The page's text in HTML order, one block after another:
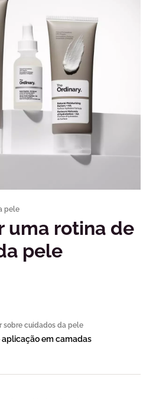
pele
uma rotina de
pele
sobre cuidados da pele
aplicação em camadas